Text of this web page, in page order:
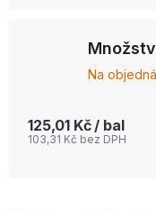
Na
125,01 Kč / bal
103,31 Kč bez DPH